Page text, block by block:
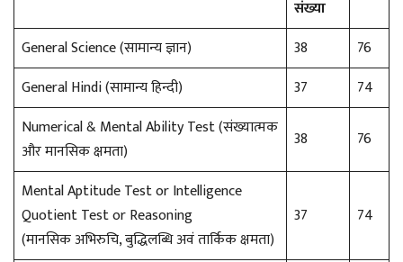
संख्या
General Science (सामान्य ज्ञान) 38
76
General Hindi (सामान्य हिन्दी)
37
74
Numerical & Mental Ability Test (संख्यात्मक
और मानसिक क्षमता)
38 76
Mental Aptitude Test or Intelligence
Quotient Test or Reasoning
(मानसिक अभिरुचि, बुद्धिलब्धि अवं तार्किक क्षमता)
37 74